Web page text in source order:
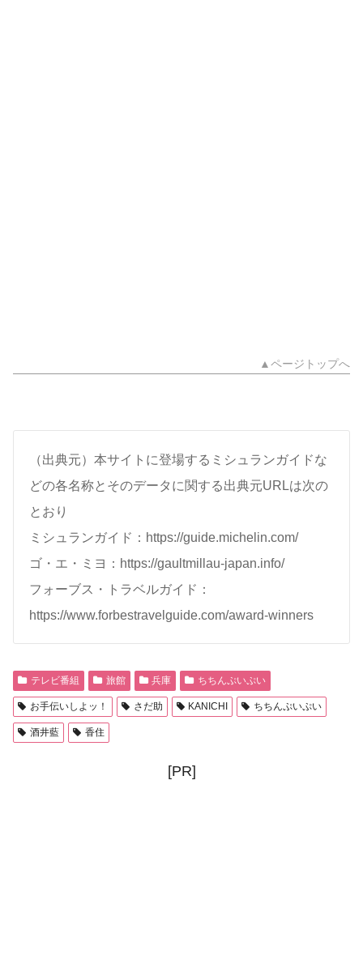
▲ページトップへ
（出典元）本サイトに登場するミシュランガイドな
どの各名称とそのデータに関する出典元URLは次の
とおり
ミシュランガイド：https://guide.michelin.com/
ゴ・エ・ミヨ：https://gaultmillau-japan.info/
フォーブス・トラベルガイド：
https://www.forbestravelguide.com/award-winners
テレビ番組 旅館 兵庫 ちちんぷいぷい
お手伝いしよッ！ さだ助 KANICHI ちちんぷいぷい
酒井藍 香住
[PR]